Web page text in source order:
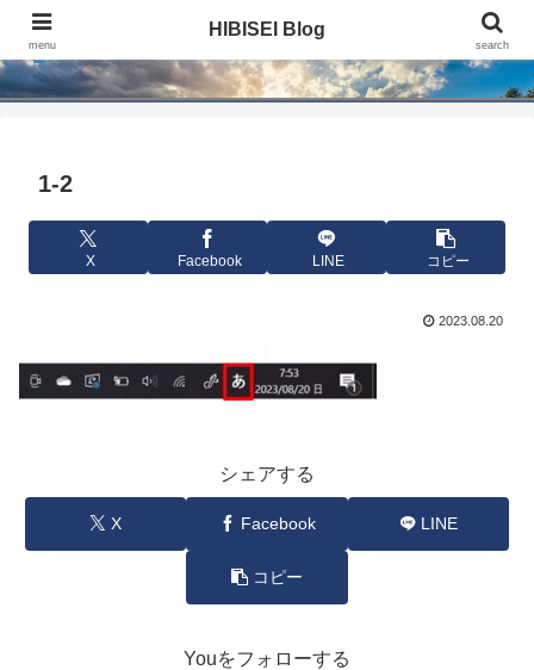
HIBISEI Blog
1-2
X Facebook LINE コピー
2023.08.20
シェアする
X Facebook LINE
コピー
Youをフォローする
menu
HIBISEI Blog
search